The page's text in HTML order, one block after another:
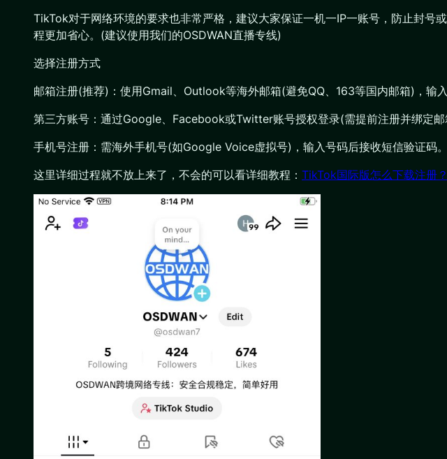
TikTok对于网络环境的要求也非常严格，建议大家保证一机一IP一账号，防止封号
程更加省心。(建议使用我们的OSDWAN直播专线)
选择注册方式
邮箱注册(推荐)：使用Gmail、Outlook等海外邮箱(避免QQ、163等国内邮箱)，输
第三方账号：通过Google、Facebook或Twitter账号授权登录(需提前注册并绑定邮
手机号注册：需海外手机号(如Google Voice虚拟号)，输入号码后接收短信验证码。
这里详细过程就不放上来了，不会的可以看详细教程： TikTok国际版怎么下载注册